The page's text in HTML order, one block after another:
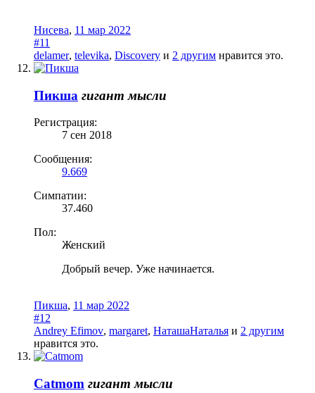
Нисева, 11 мар 2022
#11
delamer, televika, Discovery и 2 другим нравится это.
Пикша гигант мысли
Регистрация:
7 сен 2018
Сообщения:
9.669
Симпатии:
37.460
Пол:
Женский
Добрый вечер. Уже начинается.
Пикша, 11 мар 2022
#12
Andrey Efimov, margaret, НаташаНаталья и 2 другим
нравится это.
Catmom гигант мысли